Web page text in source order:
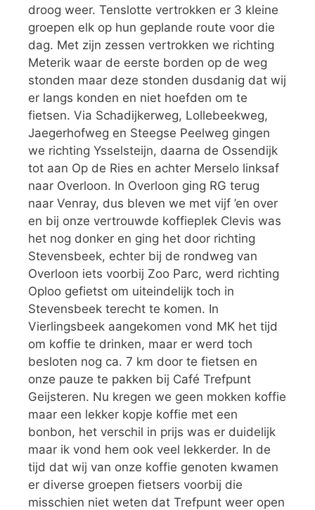
droog weer. Tenslotte vertrokken er 3 kleine
groepen elk op hun geplande route voor die
dag. Met zijn zessen vertrokken we richting
Meterik waar de eerste borden op de weg
stonden maar deze stonden dusdanig dat wij
er langs konden en niet hoefden om te
fietsen. Via Schadijkerweg, Lollebeekweg,
Jaegerhofweg en Steegse Peelweg gingen
we richting Ysselsteijn, daarna de Ossendijk
tot aan Op de Ries en achter Merselo linksaf
naar Overloon. In Overloon ging RG terug
naar Venray, dus bleven we met vijf ’en over
en bij onze vertrouwde koffieplek Clevis was
het nog donker en ging het door richting
Stevensbeek, echter bij de rondweg van
Overloon iets voorbij Zoo Parc, werd richting
Oploo gefietst om uiteindelijk toch in
Stevensbeek terecht te komen. In
Vierlingsbeek aangekomen vond MK het tijd
om koffie te drinken, maar er werd toch
besloten nog ca. 7 km door te fietsen en
onze pauze te pakken bij Café Trefpunt
Geijsteren. Nu kregen we geen mokken koffie
maar een lekker kopje koffie met een
bonbon, het verschil in prijs was er duidelijk
maar ik vond hem ook veel lekkerder. In de
tijd dat wij van onze koffie genoten kwamen
er diverse groepen fietsers voorbij die
misschien niet weten dat Trefpunt weer open